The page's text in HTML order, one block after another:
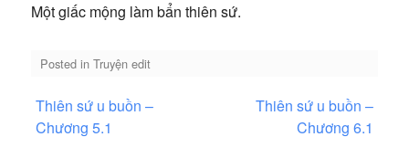
Một giấc mộng làm bẩn thiên sứ.
Posted in Truyện edit
Điều
hướng
Thiên sứ u buồn –
Chương 5.1
Thiên sứ u buồn –
Chương 6.1